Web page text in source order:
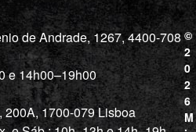
de Andrade, 1267, 4400-708
e 14h00–19h00
200A, 1700-079 Lisboa
©
2
0
2
6
M